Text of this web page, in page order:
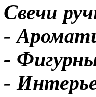
Свечи
-
-
-